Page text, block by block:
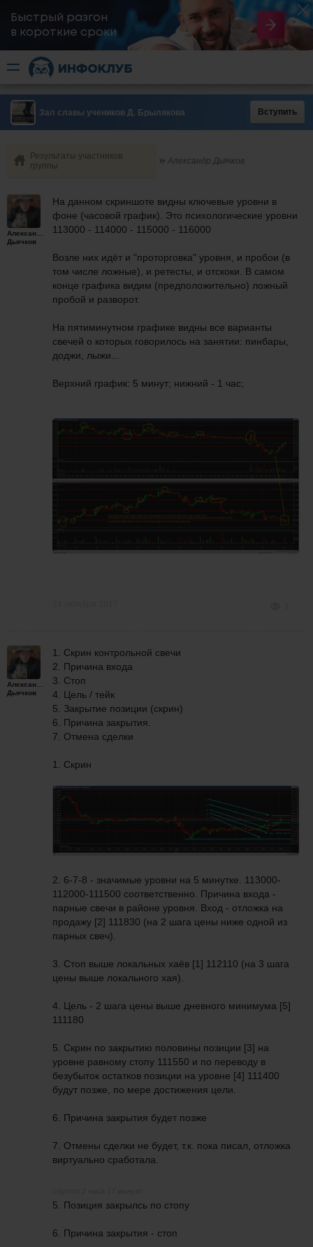
Быстрый разгон
​в короткие сроки
Зал славы учеников Д. Брылякова Вступить
Результаты участников
группы
Александр Дьячков
Александр
Дьячков
На данном скриншоте видны ключевые уровни в
фоне (часовой график). Это психологические уровни
113000 - 114000 - 115000 - 116000
Возле них идёт и "проторговка" уровня, и пробои (в
том числе ложные), и ретесты, и отскоки. В самом
конце графика видим (предположительно) ложный
пробой и разворот.
На пятиминутном графике видны все варианты
свечей о которых говорилось на занятии: пинбары,
доджи, лыжи...
Верхний график: 5 минут; нижний - 1 час;
Александр
Дьячков
1. Скрин контрольной свечи
2. Причина входа
3. Стоп
4. Цель / тейк
5. Закрытие позиции (скрин)
6. Причина закрытия.
7. Отмена сделки
1. Скрин
2. 6-7-8 - значимые уровни на 5 минутке. 113000-
112000-111500 соответственно. Причина входа -
парные свечи в районе уровня. Вход - отложка на
продажу [2] 111830 (на 2 шага цены ниже одной из
парных свеч).
3. Стоп выше локальных хаёв [1] 112110 (на 3 шага
цены выше локального хая).
4. Цель - 2 шага цены выше дневного минимума [5]
111180
5. Скрин по закрытию половины позиции [3] на
уровне равному стопу 111550 и по переводу в
безубыток остатков позиции на уровне [4] 111400
будут позже, по мере достижения цели.
6. Причина закрытия будет позже
7. Отмены сделки не будет, т.к. пока писал, отложка
виртуально сработала.
5. Позиция закрылсь по стопу
6. Причина закрытия - стоп